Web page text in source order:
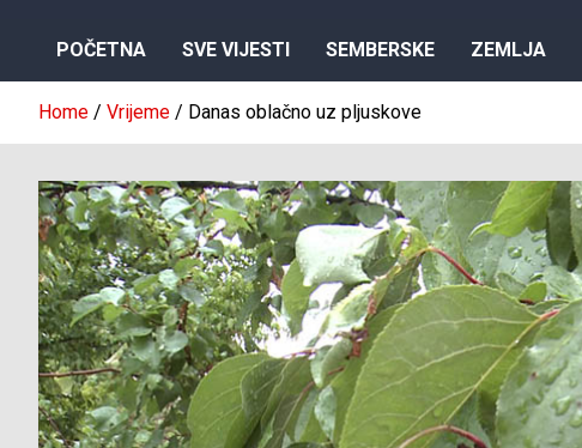
POČETNA SVE VIJESTI SEMBERSKE ZEMLJA
Home Vrijeme Danas oblačno uz pljuskove